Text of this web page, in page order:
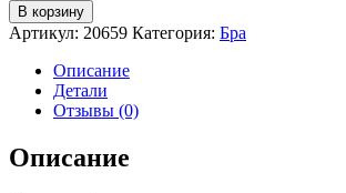
В корзину
Артикул: 20659 Категория: Бра
Описание
Детали
Отзывы (0)
Описание